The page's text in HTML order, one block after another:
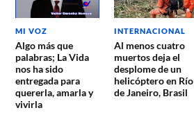
MI VOZ
Algo más que
palabras; La Vida
nos ha sido
entregada para
quererla, amarla y
vivirla
INTERNACIONAL
Al menos cuatro
muertos deja el
desplome de un
helicóptero en Río
de Janeiro, Brasil